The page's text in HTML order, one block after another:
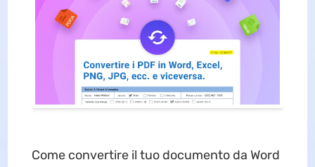
Come convertire il tuo documento da Word